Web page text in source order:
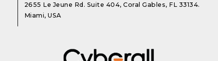
2655 Le Jeune Rd. Suite 404, Coral Gables, FL 33134.
Miami, USA